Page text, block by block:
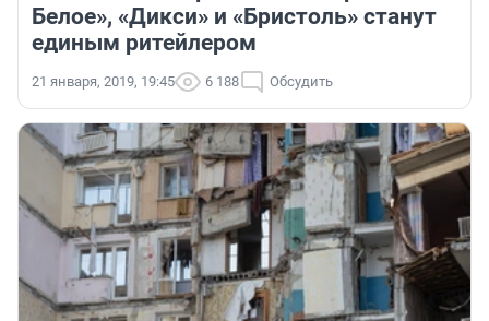
Белое», «Дикси» и «Бристоль» станут
единым ритейлером
21 января, 2019, 19:45 6 188 Обсудить